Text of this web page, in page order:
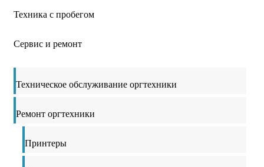
Техника с пробегом
Сервис и ремонт
Техническое обслуживание оргтехники
Ремонт оргтехники
Принтеры